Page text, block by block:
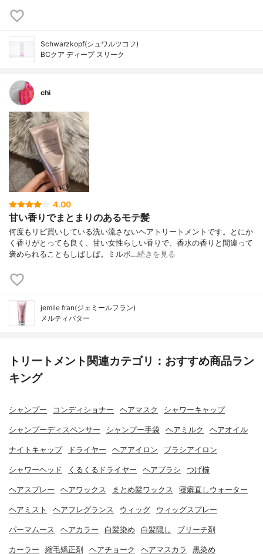
Schwarzkopf(シュワルツコフ)
BCクア ディープ スリーク
chi
4.00
甘い香りでまとまりのあるモテ髪
何度もリピ買いしている洗い流さないヘアトリートメントです。とにか
く香りがとっても良く、甘い女性らしい香りで、香水の香りと間違って
褒められることもしばしば。ミルボ…続きを見る
jemile fran(ジェミールフラン)
メルティバター
トリートメント関連カテゴリ：おすすめ商品ラン
キング
シャンプー コンディショナー ヘアマスク シャワーキャップ
シャンプーディスペンサー シャンプー手袋 ヘアミルク ヘアオイル
ナイトキャップ ドライヤー ヘアアイロン ブラシアイロン
シャワーヘッド くるくるドライヤー ヘアブラシ つげ櫛
ヘアスプレー ヘアワックス まとめ髪ワックス 寝癖直しウォーター
ヘアミスト ヘアフレグランス ウィッグ ウィッグスプレー
パーマムース ヘアカラー 白髪染め 白髪隠し ブリーチ剤
カーラー 縮毛矯正剤 ヘアチョーク ヘアマスカラ 黒染め